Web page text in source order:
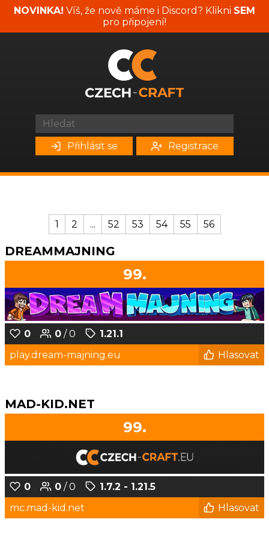
NOVINKA! Víš, že nově máme i Discord? Klikni SEM
pro připojení!
Přihlásit se Registrace
1 2 ... 52 53 54 55 56
DREAMMAJNING
99.
0 0 / 0
1.21.1
play.dream-majning.eu
Hlasovat
MAD-KID.NET
99.
0 0 / 0
1.7.2 - 1.21.5
mc.mad-kid.net
Hlasovat